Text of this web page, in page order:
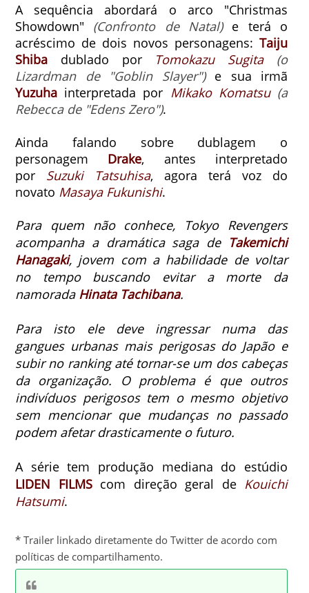
A sequência abordará o arco "Christmas
Showdown" (Confronto de Natal)e terá o
acréscimo de dois novos personagens:Taiju
Shiba dublado por Tomokazu Sugita
(o
Lizardman de "Goblin Slayer")e sua irmã
Yuzuha interpretada por Mikako Komatsu (a
Rebecca de "Edens Zero").
Ainda falando sobre dublagem o
personagem Drake, antes interpretado
por Suzuki Tatsuhisa, agora terá voz do
novato Masaya Fukunishi.
Para quem não conhece, Tokyo Revengers
acompanha a dramática saga de Takemichi
Hanagaki, jovem com a habilidade de voltar
no tempo buscando evitar a morte da
namorada Hinata Tachibana.
Para isto ele deve ingressar numa das
gangues urbanas mais perigosas do Japão e
subir no ranking até tornar-se um dos cabeças
da organização. O problema é que outros
indivíduos perigosos tem o mesmo objetivo
sem mencionar que mudanças no passado
podem afetar drasticamente o futuro.
A série tem produção mediana do estúdio
LIDEN FILMS com direção geral de Kouichi
Hatsumi.
* Trailer linkado diretamente do Twitter de acordo com
políticas de compartilhamento.